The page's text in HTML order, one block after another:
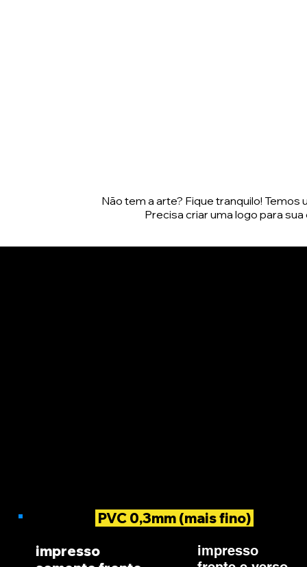
Não tem a arte? Fique tranquilo!
Precisa criar uma logo para
PVC 0,3mm (mais fino)
impresso
impresso